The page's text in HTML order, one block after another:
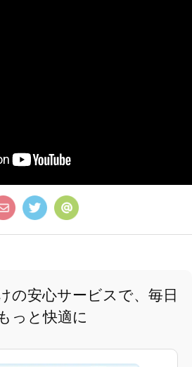
の安心サービスで、毎日
っと快適に